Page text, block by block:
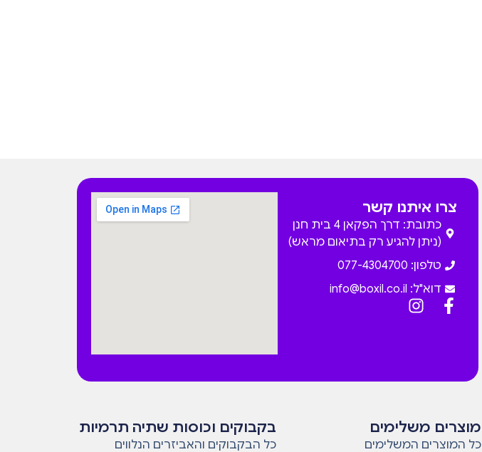
צרו איתנו קשר
כתובת: דרך הפקאן 4 בית חנן
(ניתן להגיע רק בתיאום מראש)
טלפון: 077-4304700
דוא"ל: info@boxil.co.il
מוצרים משלימים
כל המוצרים המשלימים
בקבוקים וכוסות שתיה תרמיות
כל הבקבוקים והאביזרים הנלווים